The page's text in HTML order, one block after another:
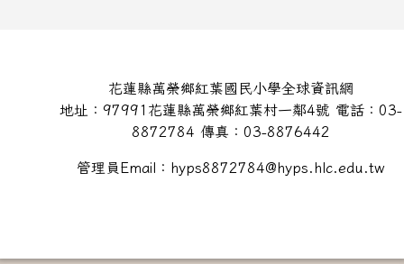
花蓮縣萬榮鄉紅葉國民小學全球資訊網
地址：97991花蓮縣萬榮鄉紅葉村一鄰4號 電話：03-
8872784 傳真：03-8876442
管理員Email：hyps8872784@hyps.hlc.edu.tw